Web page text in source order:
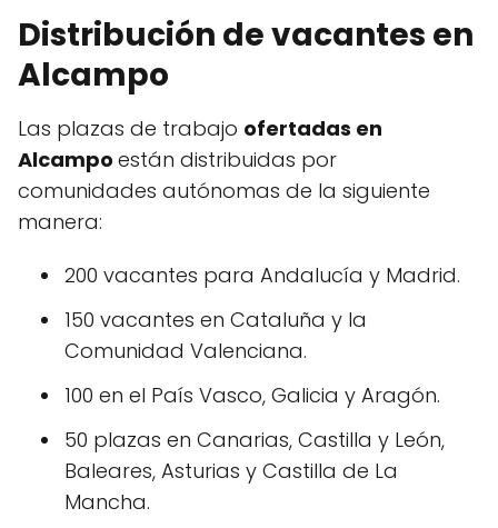
Distribución de vacantes en
Alcampo
Las plazas de trabajo ofertadas en
Alcampo están distribuidas por
comunidades autónomas de la siguiente
manera:
200 vacantes para Andalucía y Madrid.
150 vacantes en Cataluña y la
Comunidad Valenciana.
100 en el País Vasco, Galicia y Aragón.
50 plazas en Canarias, Castilla y León,
Baleares, Asturias y Castilla de La
Mancha.